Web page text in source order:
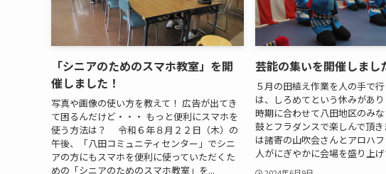
「シニアのためのスマホ教室」を開
催しました！
写真や画像の使い方を教えて！ 広告が出てき
て困るんだけど・・・ もっと便利にスマホを
使う方法は？ 令和６年８月２２日（木）の
午後、「八田コミュニティセンター」でシニ
アの方にもスマホを便利に使っていただくた
めの「シニアのためのスマホ教室」を...
芸能の集いを開催しまし
５月の田植え作業を人の手で
は、しろめてという休みがあ
時期に合わせて八田地区のみ
鼓とフラダンスで楽しんで頂
は諸寄の山吹会さんとアロハフ
人がにぎやかに会場を盛り上